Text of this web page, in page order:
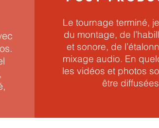
Le tournage terminé,
du montage, de
et sonore, de
mixage audio. En
les vidéos et photos
être